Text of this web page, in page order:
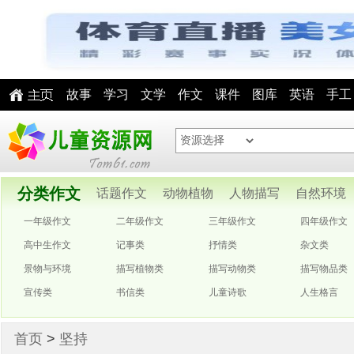
故事 学习 文学 作文 课件 图库 英语 手工
分类作文 话题作文 动物植物 人物描写 自然环境
一年级作文 二年级作文 三年级作文 四年级作文
高中生作文 记事类 抒情类 杂文类
景物与环境 描写植物类 描写动物类 描写物品类
宣传类 书信类 儿童诗歌 人生格言
首页 > 坚持